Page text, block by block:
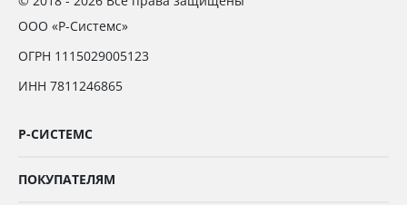
ООО «Р-Системс»
ОГРН 1115029005123
ИНН 7811246865
Р-СИСТЕМС
ПОКУПАТЕЛЯМ